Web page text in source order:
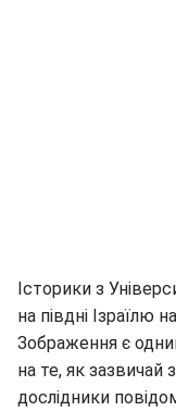
Історики з
на півдні Ізраїлю
Зображення є
на те, як
дослідники